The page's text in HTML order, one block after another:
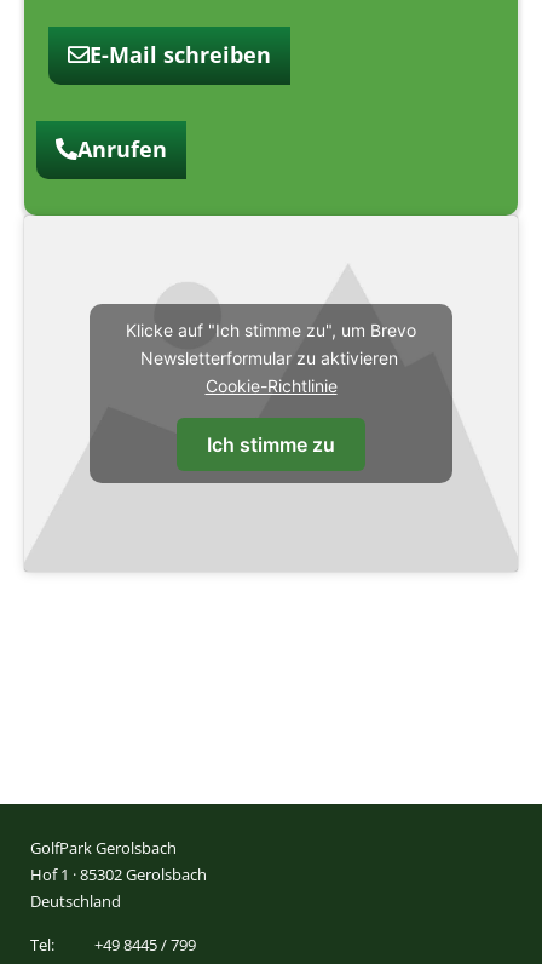
E-Mail schreiben
Anrufen
Klicke auf "Ich stimme zu", um Brevo
Newsletterformular zu aktivieren
Cookie-Richtlinie
Ich stimme zu
GolfPark Gerolsbach
Hof 1 · 85302 Gerolsbach
Deutschland
Tel:
+49 8445 / 799